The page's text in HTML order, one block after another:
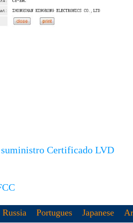
Certificado LVD
Russia Portugues Japanese